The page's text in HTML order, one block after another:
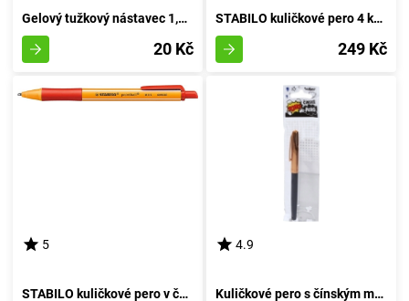
Gelový tužkový nástavec 1,0mm (modrá inkoustová náplň)
20 Kč
STABILO kuličkové pero 4 kusy Sada
249 Kč
5
STABILO kuličkové pero v červeném provedení
4.9
Kuličkové pero s čínským motivem